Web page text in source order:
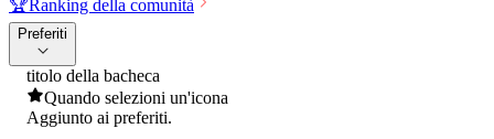
🏆Ranking della comunità
Preferiti
titolo della bacheca
Quando selezioni un'icona
Aggiunto ai preferiti.